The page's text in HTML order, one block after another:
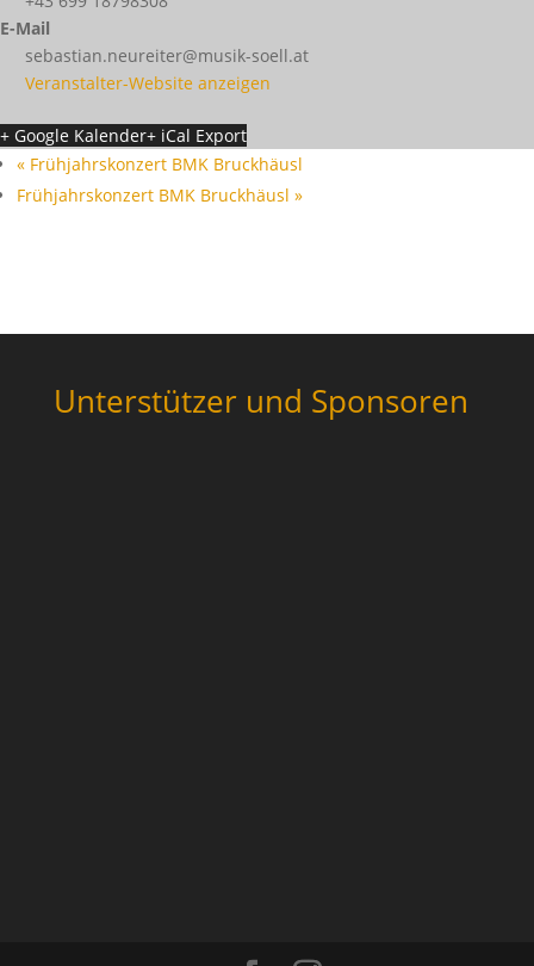
E-Mail
sebastian.neureiter@musik-soell.at
Veranstalter-Website anzeigen
+ Google Kalender+ iCal Export
« Frühjahrskonzert BMK Bruckhäusl
Frühjahrskonzert BMK Bruckhäusl »
Unterstützer und Sponsoren